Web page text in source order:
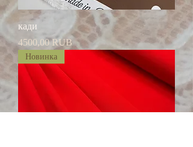
кади
Цена
4500,00 RUB
Новинка